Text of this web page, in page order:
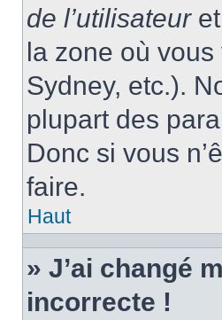
de l’utilisateuret
la zone où
Sydney, etc.).
plupart des
Donc si vous
faire.
Haut
» J’ai changé
incorrecte !